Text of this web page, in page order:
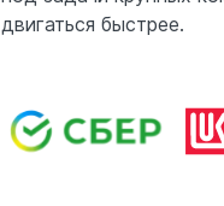
двигаться быстрее.